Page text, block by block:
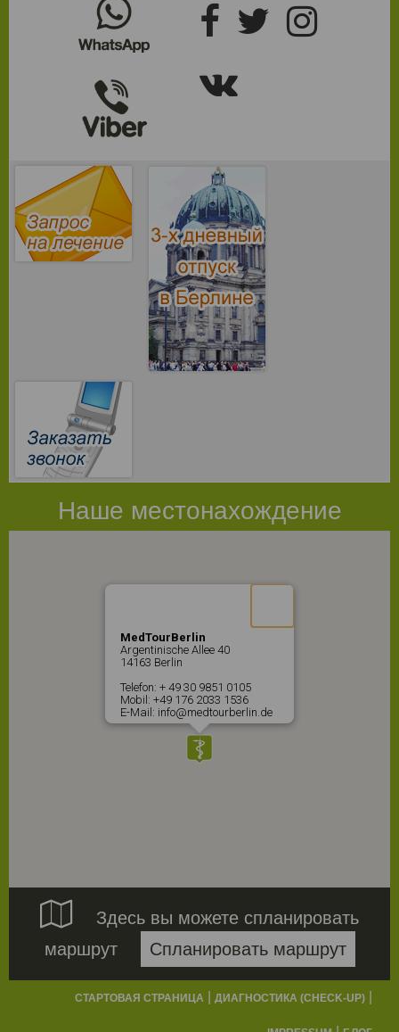
Наше местонахождение
MedTourBerlin
Argentinische Allee 40
14163 Berlin
Telefon: + 49 30 9851 0105
Mobil: +49 176 2033 1536
E-Mail: info@medtourberlin.de

Здесь вы можете спланировать
маршрут
Спланировать маршрут
СТАРТОВАЯ СТРАНИЦА ДИАГНОСТИКА (CHECK-UP)